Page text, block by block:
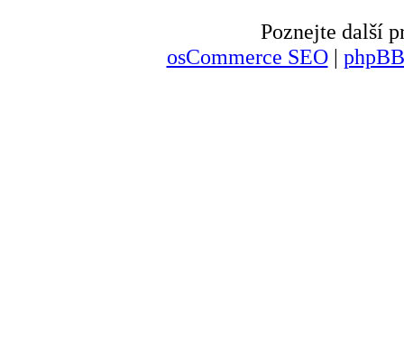
Poznejte další
osCommerce SEO|